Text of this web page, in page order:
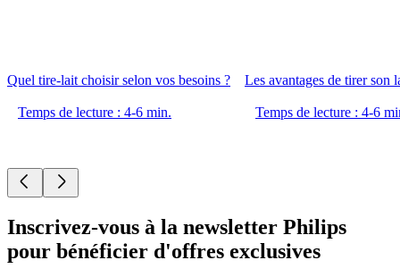
Quel tire-lait choisir selon vos besoins ?
Temps de lecture : 4-6 min.
Les avantages de tirer son
Temps de lecture : 4-6
Inscrivez-vous à la newsletter Philips
pour bénéficier d'offres exclusives